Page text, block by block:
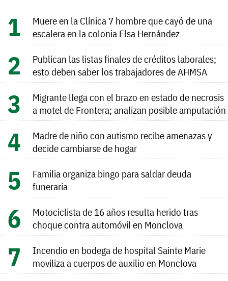
Muere en la Clínica 7 hombre que cayó de una
escalera en la colonia Elsa Hernández
Publican las listas finales de créditos laborales;
esto deben saber los trabajadores de AHMSA
Migrante llega con el brazo en estado de necrosis
a motel de Frontera; analizan posible amputación
Madre de niño con autismo recibe amenazas y
decide cambiarse de hogar
Familia organiza bingo para saldar deuda
funeraria
Motociclista de 16 años resulta herido tras
choque contra automóvil en Monclova
Incendio en bodega de hospital Sainte Marie
moviliza a cuerpos de auxilio en Monclova